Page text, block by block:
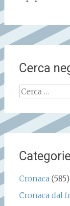
Cerca
Ricerca
per:
Cronaca (585)
Cronaca dal